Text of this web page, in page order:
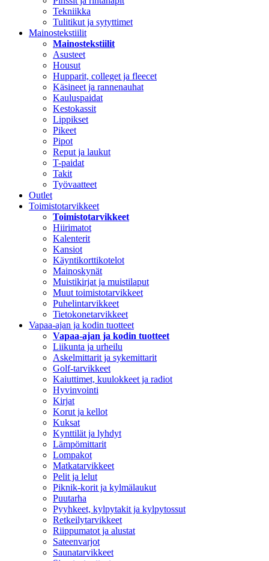
Tekniikka
Tulitikut ja sytyttimet
Mainostekstiilit
Mainostekstiilit
Asusteet
Housut
Hupparit, colleget ja fleecet
Käsineet ja rannenauhat
Kauluspaidat
Kestokassit
Lippikset
Pikeet
Pipot
Reput ja laukut
T-paidat
Takit
Työvaatteet
Outlet
Toimistotarvikkeet
Toimistotarvikkeet
Hiirimatot
Kalenterit
Kansiot
Käyntikorttikotelot
Mainoskynät
Muistikirjat ja muistilaput
Muut toimistotarvikkeet
Puhelintarvikkeet
Tietokonetarvikkeet
Vapaa-ajan ja kodin tuotteet
Vapaa-ajan ja kodin tuotteet
Liikunta ja urheilu
Askelmittarit ja sykemittarit
Golf-tarvikkeet
Kaiuttimet, kuulokkeet ja radiot
Hyvinvointi
Kirjat
Korut ja kellot
Kuksat
Kynttilät ja lyhdyt
Lämpömittarit
Lompakot
Matkatarvikkeet
Pelit ja lelut
Piknik-korit ja kylmälaukut
Puutarha
Pyyhkeet, kylpytakit ja kylpytossut
Retkeilytarvikkeet
Riippumatot ja alustat
Sateenvarjot
Saunatarvikkeet